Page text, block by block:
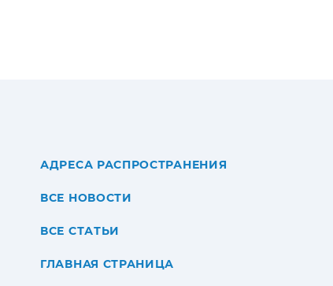
АДРЕСА РАСПРОСТРАНЕНИЯ
ВСЕ НОВОСТИ
ВСЕ СТАТЬИ
ГЛАВНАЯ СТРАНИЦА